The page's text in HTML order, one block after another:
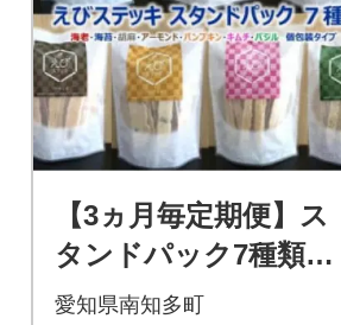
【3ヵ月毎定期便】ス
タンドパック7種類セ
ット 家庭用 磯の香り
愛知県南知多町